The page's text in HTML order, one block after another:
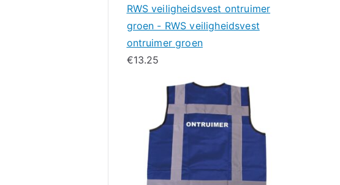
RWS veiligheidsvest ontruimer
groen - RWS veiligheidsvest
ontruimer groen
€13.25